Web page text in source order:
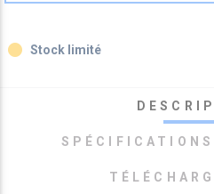
fiber_manual_record Stock limité